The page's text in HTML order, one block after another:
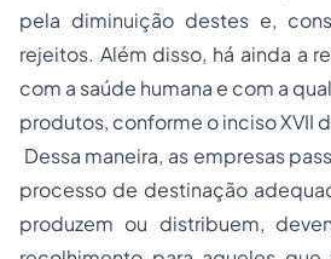
pela diminuição destes e,
rejeitos. Além disso, há ainda a
com a saúde humana e com a
produtos, conforme o inciso XVII
Dessa maneira, as empresas
processo de destinação
produzem ou distribuem,